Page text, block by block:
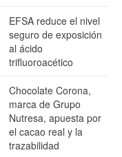
EFSA reduce el nivel
seguro de exposición
al ácido
trifluoroacético
Chocolate Corona,
marca de Grupo
Nutresa, apuesta por
el cacao real y la
trazabilidad